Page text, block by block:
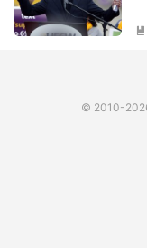

© 2010-